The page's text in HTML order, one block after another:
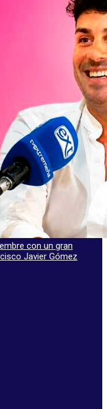
con un gran
Javier Gómez